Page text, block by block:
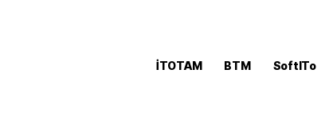
İTOTAM BTM SoftITo